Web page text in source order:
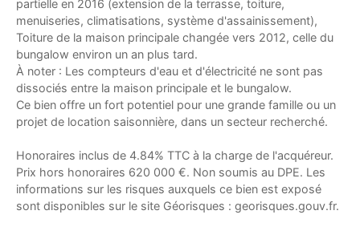
partielle en 2016 (extension de la terrasse, toiture,
menuiseries, climatisations, système d'assainissement),
Toiture de la maison principale changée vers 2012, celle du
bungalow environ un an plus tard.
À noter : Les compteurs d'eau et d'électricité ne sont pas
dissociés entre la maison principale et le bungalow.
Ce bien offre un fort potentiel pour une grande famille ou un
projet de location saisonnière, dans un secteur recherché.
Honoraires inclus de 4.84% TTC à la charge de l'acquéreur.
Prix hors honoraires 620 000 €. Non soumis au DPE. Les
informations sur les risques auxquels ce bien est exposé
sont disponibles sur le site Géorisques : georisques.gouv.fr.